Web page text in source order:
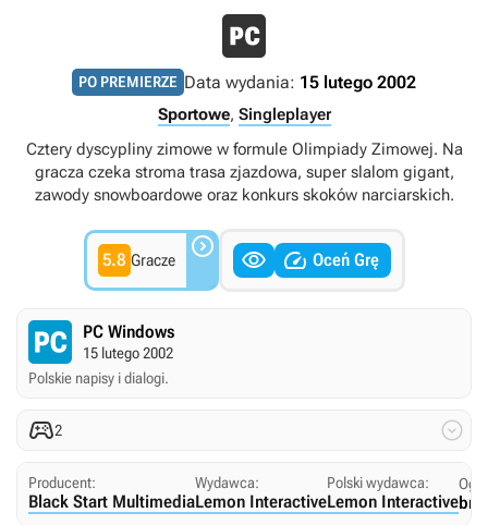
PO PREMIERZE Data wydania: 15 lutego 2002
Sportowe, Singleplayer
Cztery dyscypliny zimowe w formule Olimpiady Zimowej. Na
gracza czeka stroma trasa zjazdowa, super slalom gigant,
zawody snowboardowe oraz konkurs skoków narciarskich.
5.8 Gracze    Oceń Grę
PC Windows
15 lutego 2002
Polskie napisy i dialogi.
2 
Producent:
Black Start Multimedia
Wydawca:
Lemon Interactive
Polski wydawca:
Lemon Interactive